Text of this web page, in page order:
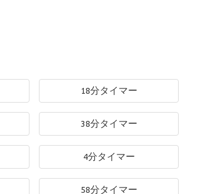
18分タイマー
38分タイマー
4分タイマー
58分タイマー